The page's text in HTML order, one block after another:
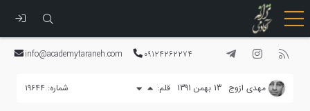
رفتن
به
09124262274
info@academytaraneh.com
مهدي ازوج 13 بهمن 1391 قلم: شماره: ۱۹۶۴۴